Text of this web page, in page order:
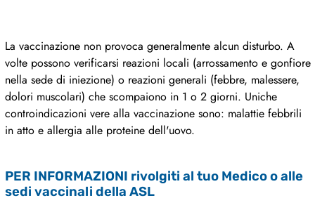
La vaccinazione non provoca generalmente alcun disturbo. A
volte possono verificarsi reazioni locali (arrossamento e gonfiore
nella sede di iniezione) o reazioni generali (febbre, malessere,
dolori muscolari) che scompaiono in 1 o 2 giorni. Uniche
controindicazioni vere alla vaccinazione sono: malattie febbrili
in atto e allergia alle proteine dell'uovo.
PER INFORMAZIONI rivolgiti al tuo Medico o alle
sedi vaccinali della ASL